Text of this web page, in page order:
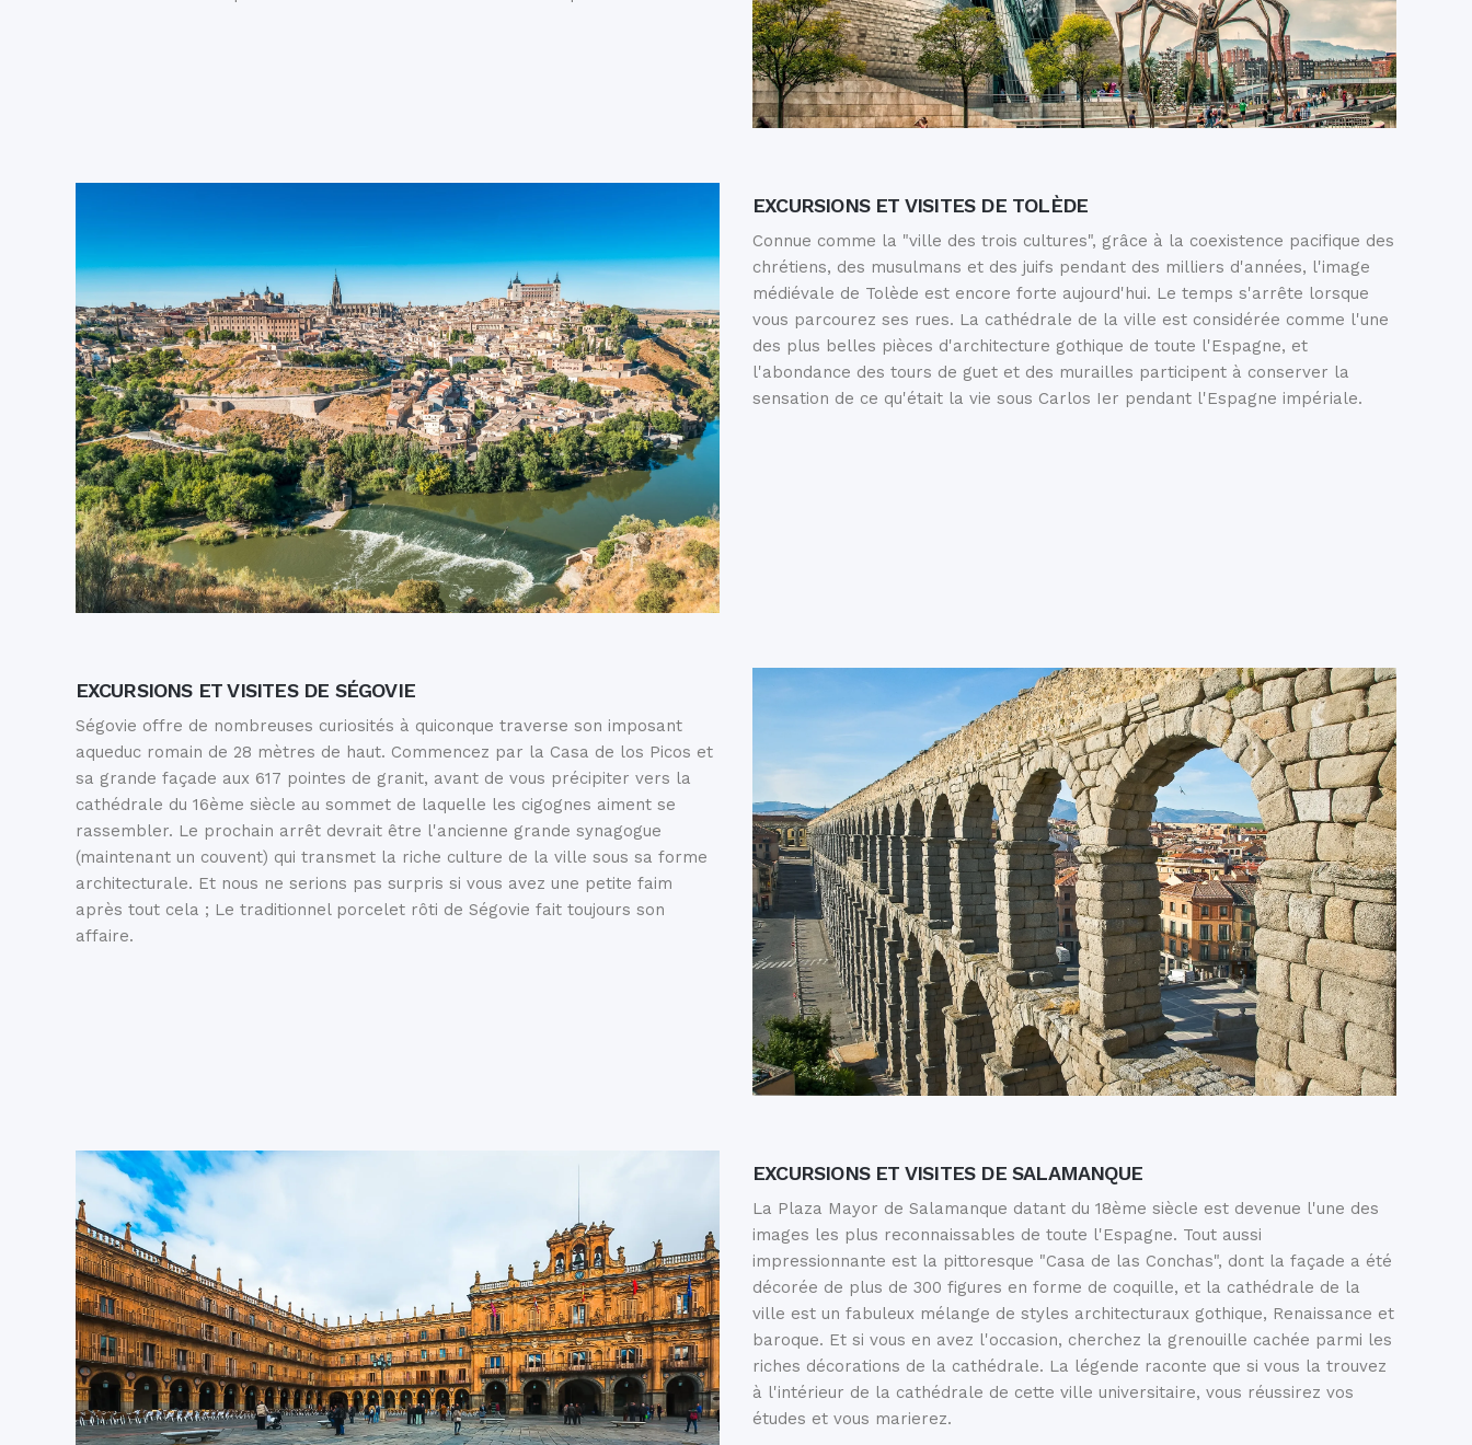
EXCURSIONS ET VISITES DE TOLÈDE
Connue comme la "ville des trois cultures", grâce à la coexistence pacifique des
chrétiens, des musulmans et des juifs pendant des milliers d'années, l'image
médiévale de Tolède est encore forte aujourd'hui. Le temps s'arrête lorsque
vous parcourez ses rues. La cathédrale de la ville est considérée comme l'une
des plus belles pièces d'architecture gothique de toute l'Espagne, et
l'abondance des tours de guet et des murailles participent à conserver la
sensation de ce qu'était la vie sous Carlos Ier pendant l'Espagne impériale.
EXCURSIONS ET VISITES DE SÉGOVIE
Ségovie offre de nombreuses curiosités à quiconque traverse son imposant
aqueduc romain de 28 mètres de haut. Commencez par la Casa de los Picos et
sa grande façade aux 617 pointes de granit, avant de vous précipiter vers la
cathédrale du 16ème siècle au sommet de laquelle les cigognes aiment se
rassembler. Le prochain arrêt devrait être l'ancienne grande synagogue
(maintenant un couvent) qui transmet la riche culture de la ville sous sa forme
architecturale. Et nous ne serions pas surpris si vous avez une petite faim
après tout cela ; Le traditionnel porcelet rôti de Ségovie fait toujours son
affaire.
EXCURSIONS ET VISITES DE SALAMANQUE
La Plaza Mayor de Salamanque datant du 18ème siècle est devenue l'une des
images les plus reconnaissables de toute l'Espagne. Tout aussi
impressionnante est la pittoresque "Casa de las Conchas", dont la façade a été
décorée de plus de 300 figures en forme de coquille, et la cathédrale de la
ville est un fabuleux mélange de styles architecturaux gothique, Renaissance et
baroque. Et si vous en avez l'occasion, cherchez la grenouille cachée parmi les
riches décorations de la cathédrale. La légende raconte que si vous la trouvez
à l'intérieur de la cathédrale de cette ville universitaire, vous réussirez vos
études et vous marierez.